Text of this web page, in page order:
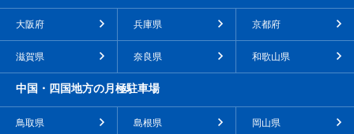
大阪府 兵庫県 京都府
滋賀県 奈良県 和歌山県
中国・四国地方の月極駐車場
鳥取県 島根県 岡山県